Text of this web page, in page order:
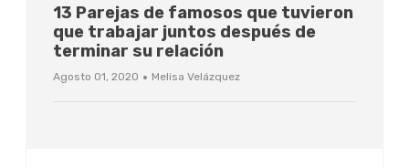
13 Parejas de famosos que tuvieron
que trabajar juntos después de
terminar su relación
Agosto 01, 2020 · Melisa Velázquez